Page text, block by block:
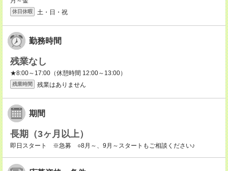
休日休暇 土・日・祝
勤務時間
残業なし
★8:00～17:00（休憩時間 12:00～13:00）
残業時間 残業はありません
期間
長期（3ヶ月以上）
即日スタート ※急募 ○8月～、9月～スタートもご相談ください♪